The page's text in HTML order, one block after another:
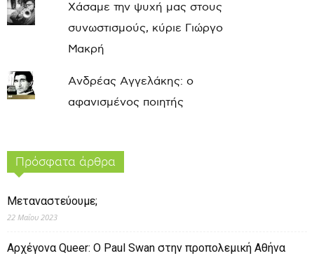
Χάσαμε την ψυχή μας στους
συνωστισμούς, κύριε Γιώργο
Μακρή
Ανδρέας Αγγελάκης: ο
αφανισμένος ποιητής
Πρόσφατα άρθρα
Μεταναστεύουμε;
22 Μαΐου 2023
Αρχέγονα Queer: O Paul Swan στην προπολεμική Αθήνα